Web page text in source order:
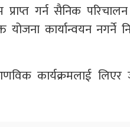
गर्न सैनिक परिचालन
कार्यान्वयन नगर्ने
कार्यक्रमलाई लिएर